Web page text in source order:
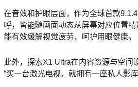
在音效和护眼层面，作为全球首款
呼，皆能随画面动态从屏幕对应位置
能有效缓解视觉疲劳，呵护用眼健康。
此外，探索X1 Ultra在内容资源与空
“买一台激光电视，就拥有一座私人影库